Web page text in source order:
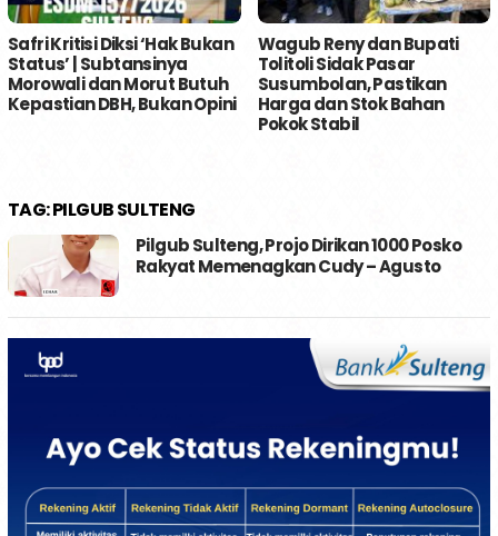
Safri Kritisi Diksi ‘Hak Bukan
Status’ | Subtansinya
Morowali dan Morut Butuh
Kepastian DBH, Bukan Opini
Wagub Reny dan Bupati
Tolitoli Sidak Pasar
Susumbolan, Pastikan
Harga dan Stok Bahan
Pokok Stabil
TAG:PILGUB SULTENG
Pilgub Sulteng, Projo Dirikan 1000 Posko
Rakyat Memenagkan Cudy – Agusto